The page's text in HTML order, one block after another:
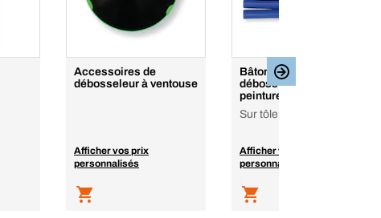
Accessoires de
débosseleur à ventouse
Afficher vos prix
personnalisés
Bâton de colle
débosselage sans
peinture DentFix
Sur tôle de 0 à +35 °C
Afficher vos prix
personnalisés